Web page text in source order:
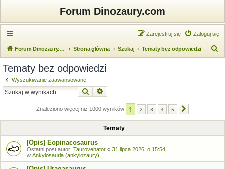
Forum Dinozaury.com
Zaloguj się
Zarejestruj się
Forum Dinozaury.com Strona główna Szukaj Tematy bez odpowiedzi
Tematy bez odpowiedzi
Wyszukiwanie zaawansowane
Szukaj
Znaleziono więcej niż 1000 wyników 1 2 3 4 5
Tematy
[Opis] Eopinacosaurus
Ostatni post autor: Taurovenator « 31 lipca 2026, o 15:54
w Ankylosauria (ankylozaury)